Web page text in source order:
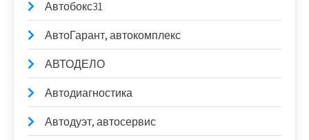
Автобокс31
АвтоГарант, автокомплекс
АВТОДЕЛО
Автодиагностика
Автодуэт, автосервис